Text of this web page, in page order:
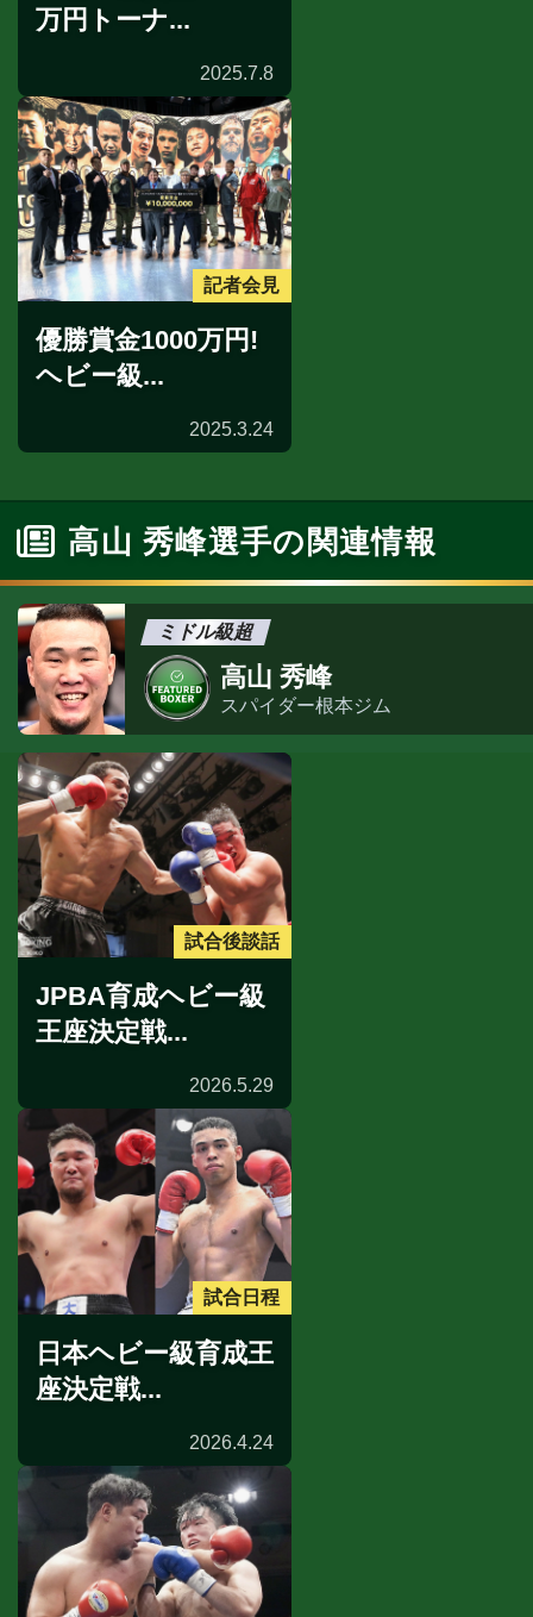
万円トーナ...
2025.7.8
記者会見
優勝賞金1000万円!
ヘビー級...
2025.3.24
高山 秀峰選手の関連情報
ミドル級超
高山 秀峰
スパイダー根本ジム
試合後談話
JPBA育成ヘビー級
王座決定戦...
2026.5.29
試合日程
日本ヘビー級育成王
座決定戦...
2026.4.24